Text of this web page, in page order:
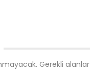
Gerekli alanlar